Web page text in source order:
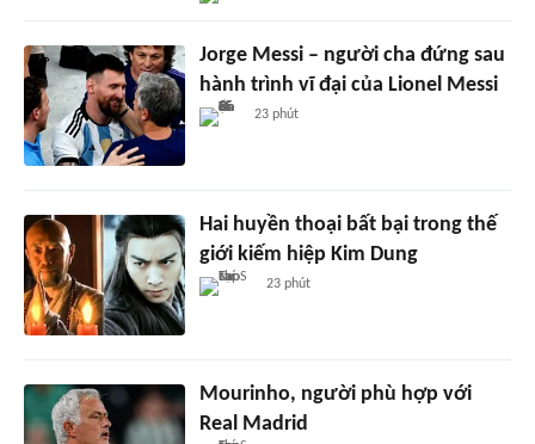
Jorge Messi – người cha đứng sau
hành trình vĩ đại của Lionel Messi
23 phút
Hai huyền thoại bất bại trong thế
giới kiếm hiệp Kim Dung
23 phút
Mourinho, người phù hợp với
Real Madrid